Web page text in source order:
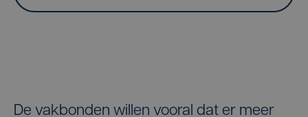
De vakbonden willen vooral dat er meer